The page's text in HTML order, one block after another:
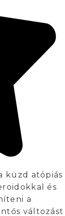
küzd atópiás
és
a
változást